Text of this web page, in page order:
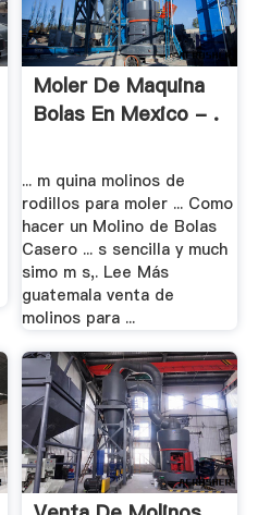
Moler De Maquina
Bolas En Mexico - .
... m quina molinos de
rodillos para moler ... Como
hacer un Molino de Bolas
Casero ... s sencilla y much
simo m s,. Lee Más
guatemala venta de
molinos para ...